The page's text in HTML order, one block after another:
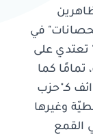
في
تعتدي على
في أكثر من موقع في 4 آب، تمامًا كما
كـ"حزب
وغيرها
القمع